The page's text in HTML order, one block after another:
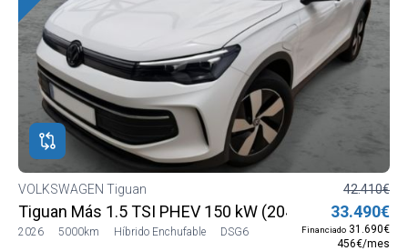
VOLKSWAGEN Tiguan
Tiguan Más 1.5 TSI PHEV 150 kW (204 CV) DSG6
2026 5000km Híbrido Enchufable DSG6
42.410€
33.490€
Financiado 31.690€
456€/mes